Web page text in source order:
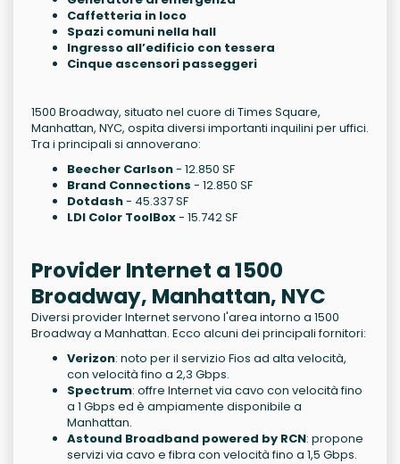
Caffetteria in loco
Spazi comuni nella hall
Ingresso all’edificio con tessera
Cinque ascensori passeggeri
1500 Broadway, situato nel cuore di Times Square,
Manhattan, NYC, ospita diversi importanti inquilini per uffici.
Tra i principali si annoverano:
Beecher Carlson- 12.850 SF
Brand Connections - 12.850 SF
Dotdash- 45.337 SF
LDI Color ToolBox- 15.742 SF
Provider Internet a 1500
Broadway, Manhattan, NYC
Diversi provider Internet servono l'area intorno a 1500
Broadway a Manhattan. Ecco alcuni dei principali fornitori:
Verizon: noto per il servizio Fios ad alta velocità,
con velocità fino a 2,3 Gbps.
Spectrum: offre Internet via cavo con velocità fino
a 1 Gbps ed è ampiamente disponibile a
Manhattan.
Astound Broadband powered by RCN: propone
servizi via cavo e fibra con velocità fino a 1,5 Gbps.